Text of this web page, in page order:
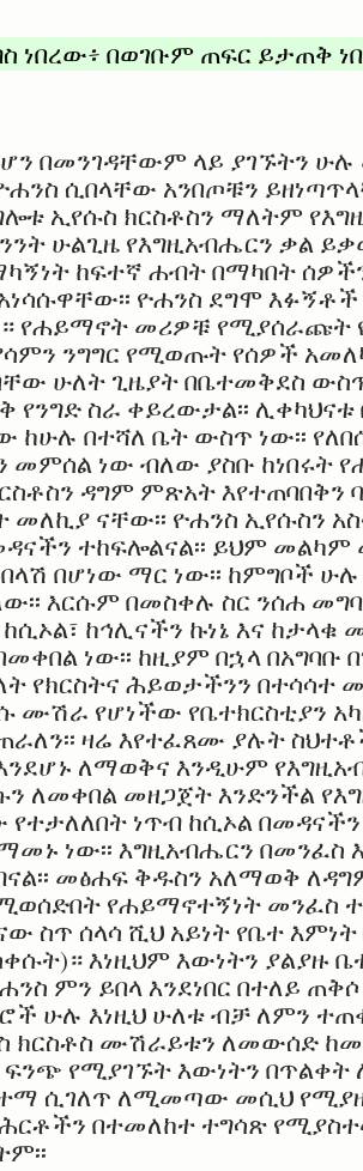
ነበረው፥ በወገቡም ጠፍር ይታጠቅ
በመንገዳቸውም ላይ ያገኙትን ሁሉ
ሲበላቸው አንበጦቹን
ኢየሱስ ክርስቶስን ማለትም
ሁልጊዜ የእግዚአብሔርን ቃል
ከፍተኛ ሐብት በማካበት
ዮሐንስ ደግሞ
የሐይማኖት መሪዎቹ የሚያሰራጩት
ንግግር የሚወጡት የሰዎች
ሁለት ጊዜያት በቤተመቅደስ
የንግድ ስራ ቀይረውታል፡፡
በተሻለ ቤት ውስጥ ነው፡፡
መምሰል ነው ብለው ያስቡ ከነበሩት
ዳግም ምጽአት
መለኪያ ናቸው፡፡ ዮሐንስ ኢየሱስን
ተከፍሎልናል፡፡ ይህም መልካም
በሆነው ማር ነው፡፡ ከምግቦች
እርሱም በመስቀሉ ስር ንሰሐ
ከኅሊናችን ኩነኔ እና ከታላቁ
ነው፡፡ ከዚያም በኋላ በአግባቡ
የክርስትና ሕይወታችንን
ሙሽራ የሆነችው የቤተክርስቲያን
ዛሬ እየተፈጸሙ ያሉት
ለማወቅና እንዲሁም
ለመቀበል መዘጋጀት እንድንችል
የተታለለበት ነጥብ ከሲኦል
ነው፡፡ እግዚአብሔርን በመንፈስ
መፅሐፍ ቅዱስን አለማወቅ
የሐይማኖተኝነት መንፈስ
ስጥ ሰላሳ ሺህ አይነት የቤተ
እነዚህም እውነትን ያልያዙ
ምን ይበላ እንደነበር በተለይ ጠቅሶ
ሁሉ እነዚህ ሁለቱ ብቻ ለምን
ክርስቶስ ሙሽራይቱን ለመውሰድ
ፍንጭ የሚያገኙት እውነትን
ሲገለጥ ለሚመጣው መሲህ
በተመለከተ ተግሳጽ